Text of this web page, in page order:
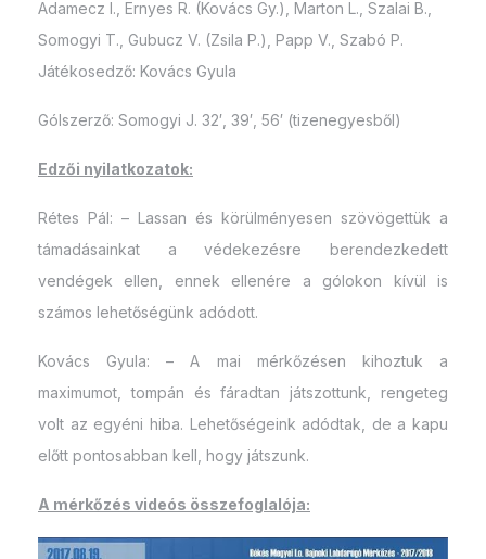
Adamecz I., Ernyes R. (Kovács Gy.), Marton L., Szalai B.,
Somogyi T., Gubucz V. (Zsila P.), Papp V., Szabó P.
Játékosedző: Kovács Gyula
Gólszerző: Somogyi J. 32′, 39′, 56′ (tizenegyesből)
Edzői nyilatkozatok:
Rétes Pál: – Lassan és körülményesen szövögettük a
támadásainkat a védekezésre berendezkedett
vendégek ellen, ennek ellenére a gólokon kívül is
számos lehetőségünk adódott.
Kovács Gyula: – A mai mérkőzésen kihoztuk a
maximumot, tompán és fáradtan játszottunk, rengeteg
volt az egyéni hiba. Lehetőségeink adódtak, de a kapu
előtt pontosabban kell, hogy játszunk.
A mérkőzés videós összefoglalója: